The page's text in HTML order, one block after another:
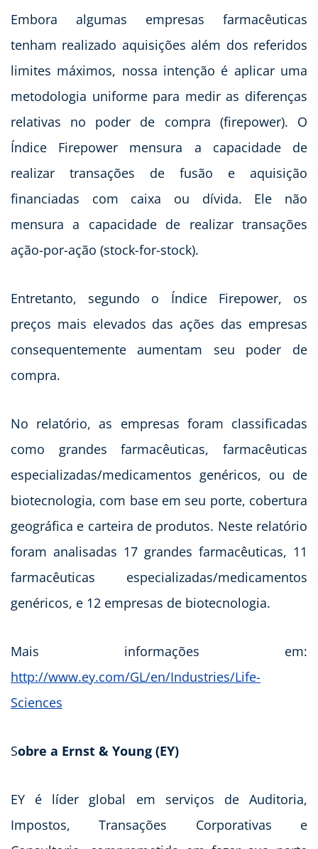
Embora algumas empresas farmacêuticas
tenham realizado aquisições além dos referidos
limites máximos, nossa intenção é aplicar uma
metodologia uniforme para medir as diferenças
relativas no poder de compra (firepower). O
Índice Firepower mensura a capacidade de
realizar transações de fusão e aquisição
financiadas com caixa ou dívida. Ele não
mensura a capacidade de realizar transações
ação-por-ação (stock-for-stock).
Entretanto, segundo o Índice Firepower, os
preços mais elevados das ações das empresas
consequentemente aumentam seu poder de
compra.
No relatório, as empresas foram classificadas
como grandes farmacêuticas, farmacêuticas
especializadas/medicamentos genéricos, ou de
biotecnologia, com base em seu porte, cobertura
geográfica e carteira de produtos. Neste relatório
foram analisadas 17 grandes farmacêuticas, 11
farmacêuticas especializadas/medicamentos
genéricos, e 12 empresas de biotecnologia.
Mais informações em:
http://www.ey.com/GL/en/Industries/Life-
Sciences
Sobre a Ernst & Young (EY)
EY é líder global em serviços de Auditoria,
Impostos, Transações Corporativas e